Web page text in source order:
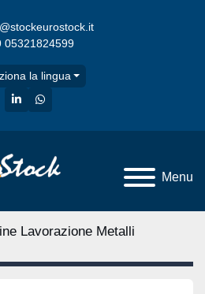
05321824599
la lingua
linkedinwhatsapp
Menu
Lavorazione Metalli